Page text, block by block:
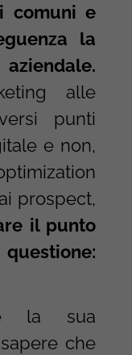
comuni e
la
alle
punti
e non,
prospect,
il punto
la sua
che